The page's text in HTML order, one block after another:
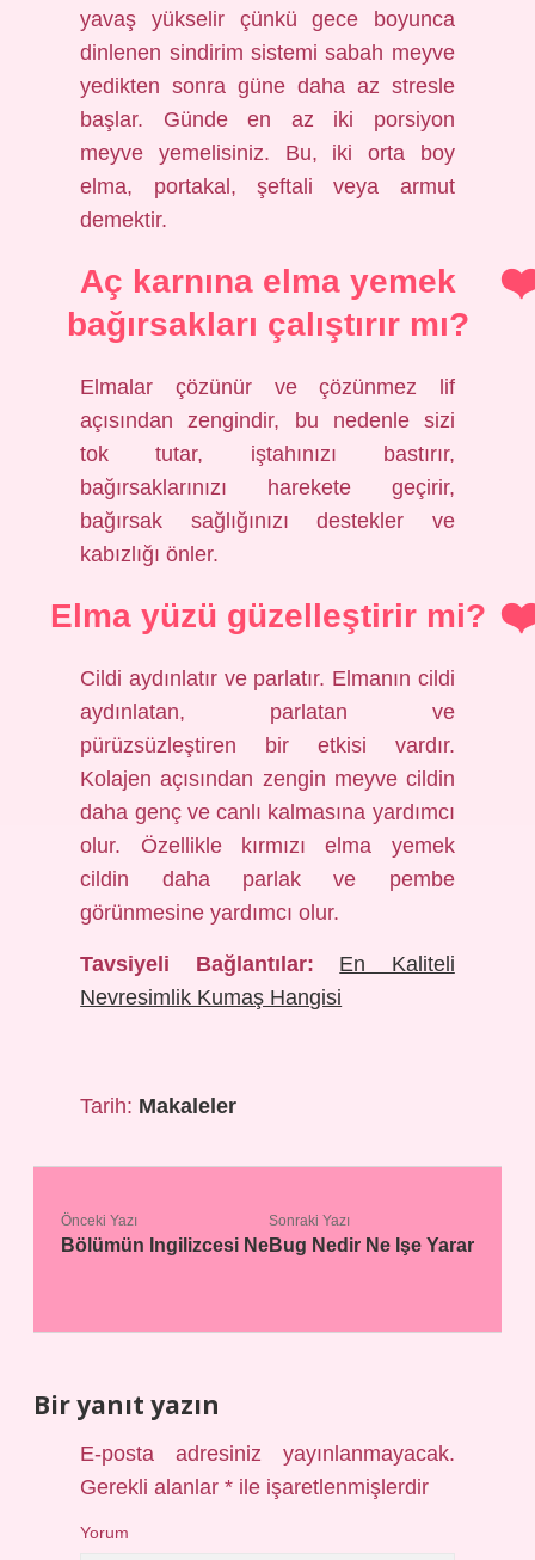
yavaş yükselir çünkü gece boyunca
dinlenen sindirim sistemi sabah meyve
yedikten sonra güne daha az stresle
başlar. Günde en az iki porsiyon
meyve yemelisiniz. Bu, iki orta boy
elma, portakal, şeftali veya armut
demektir.
Aç karnına elma yemek
bağırsakları çalıştırır mı?
Elmalar çözünür ve çözünmez lif
açısından zengindir, bu nedenle sizi
tok tutar, iştahınızı bastırır,
bağırsaklarınızı harekete geçirir,
bağırsak sağlığınızı destekler ve
kabızlığı önler.
Elma yüzü güzelleştirir mi?
Cildi aydınlatır ve parlatır. Elmanın cildi
aydınlatan, parlatan ve
pürüzsüzleştiren bir etkisi vardır.
Kolajen açısından zengin meyve cildin
daha genç ve canlı kalmasına yardımcı
olur. Özellikle kırmızı elma yemek
cildin daha parlak ve pembe
görünmesine yardımcı olur.
Tavsiyeli Bağlantılar:
En Kaliteli
Nevresimlik Kumaş Hangisi
Tarih: Makaleler
Önceki Yazı
Bölümün Ingilizcesi Ne
Sonraki Yazı
Bug Nedir Ne Işe Yarar
Bir yanıt yazın
E-posta adresiniz yayınlanmayacak.
Gerekli alanlar* ile işaretlenmişlerdir
Yorum